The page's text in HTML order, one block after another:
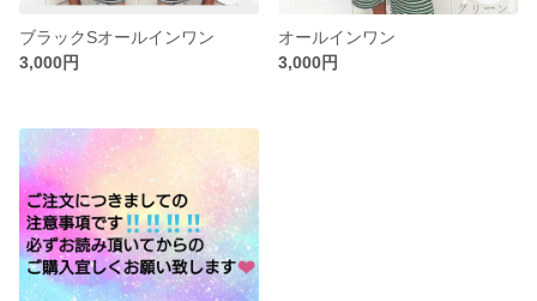
ブラックSオールインワン
3,000円
オールインワン
3,000円